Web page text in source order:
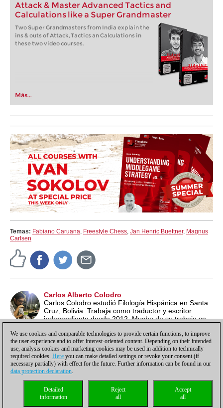
Attack & Master Advanced Tactics and
Calculations like a Super Grandmaster
Two Super Grandmasters from India explain the
ins & outs of Attack, Tactics an Calculations in
these two video courses.
Más...
Temas: Fabiano Caruana, Freestyle Chess, Jan Henric Buettner, Magnus
Carlsen
Carlos Alberto Colodro
Carlos Colodro estudió Filología Hispánica en Santa
Cruz, Bolivia. Trabaja como traductor y escritor
independiente desde 2012. Mucho de su trabajo se
grandes intereses, junto con la literatura y la música.
Política de privacidad |Para contactar Cookies Management
Licencias
Compliance Hotline
We use cookies and comparable technologies to provide certain functions, to improve
the user experience and to offer interest-oriented content. Depending on their intended
use, analysis cookies and marketing cookies may be used in addition to technically
required cookies. Here you can make detailed settings or revoke your consent (if
necessary partially) with effect for the future. Further information can be found in our
data protection declaration.
Accept
all
Reject
all
Detailed
information